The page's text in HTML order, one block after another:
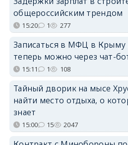
общероссийским трендом
15:20 1 277
Записаться в МФЦ в Крыму
теперь можно через чат-
15:11 1 108
Тайный дворик на мысе
найти место отдыха, о
знает
15:00 15 2047